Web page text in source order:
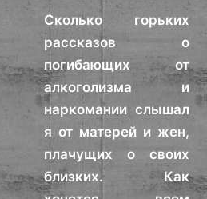
Сколько горьких
рассказов о
погибающих от
алкоголизма и
наркомании слышал
я от матерей и жен,
плачущих о своих
близких. Как